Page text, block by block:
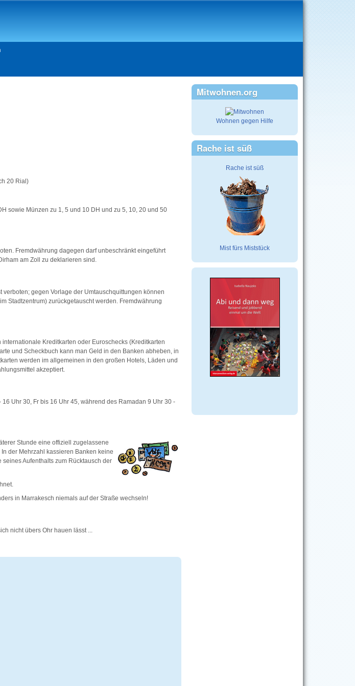
20 Rial)
sowie Münzen zu 1, 5 und 10 DH und zu 5, 10, 20 und 50
Fremdwährung dagegen darf unbeschränkt eingeführt
am Zoll zu deklarieren sind.
gegen Vorlage der Umtauschquittungen können
Stadtzentrum) zurückgetauscht werden. Fremdwährung
Kreditkarten oder Euroschecks (Kreditkarten
und Scheckbuch kann man Geld in den Banken abheben, in
werden im allgemeinen in den großen Hotels, Läden und
akzeptiert.
Uhr 30, Fr bis 16 Uhr 45, während des Ramadan 9 Uhr 30 -
Stunde eine offiziell zugelassene
der Mehrzahl kassieren Banken keine
Aufenthalts zum Rücktausch der
in Marrakesch niemals auf der Straße wechseln!
nicht übers Ohr hauen lässt ...
Mitwohnen.org
Wohnen gegen Hilfe
Rache ist süß
Rache ist süß
Mist fürs Miststück